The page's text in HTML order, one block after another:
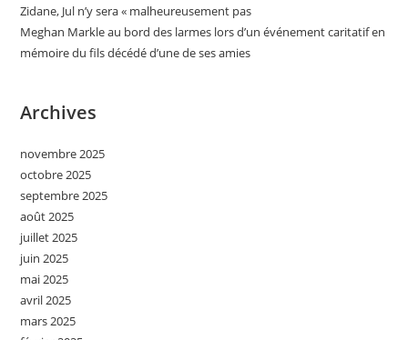
Zidane, Jul n’y sera « malheureusement pas
Meghan Markle au bord des larmes lors d’un événement caritatif en
mémoire du fils décédé d’une de ses amies
Archives
novembre 2025
octobre 2025
septembre 2025
août 2025
juillet 2025
juin 2025
mai 2025
avril 2025
mars 2025